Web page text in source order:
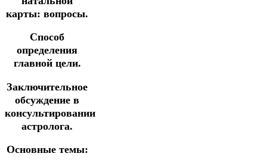
карты: вопросы.
Способ
определения
главной цели.
Заключительное
обсуждение в
консультировании
астролога.
Основные темы: